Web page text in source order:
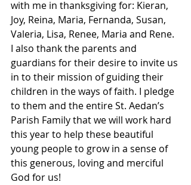
with me in thanksgiving for: Kieran,
Joy, Reina, Maria, Fernanda, Susan,
Valeria, Lisa, Renee, Maria and Rene.
I also thank the parents and
guardians for their desire to invite us
in to their mission of guiding their
children in the ways of faith. I pledge
to them and the entire St. Aedan’s
Parish Family that we will work hard
this year to help these beautiful
young people to grow in a sense of
this generous, loving and merciful
God for us!